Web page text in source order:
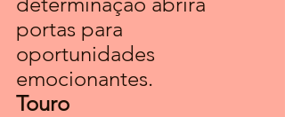
portas para
oportunidades
emocionantes.
Touro